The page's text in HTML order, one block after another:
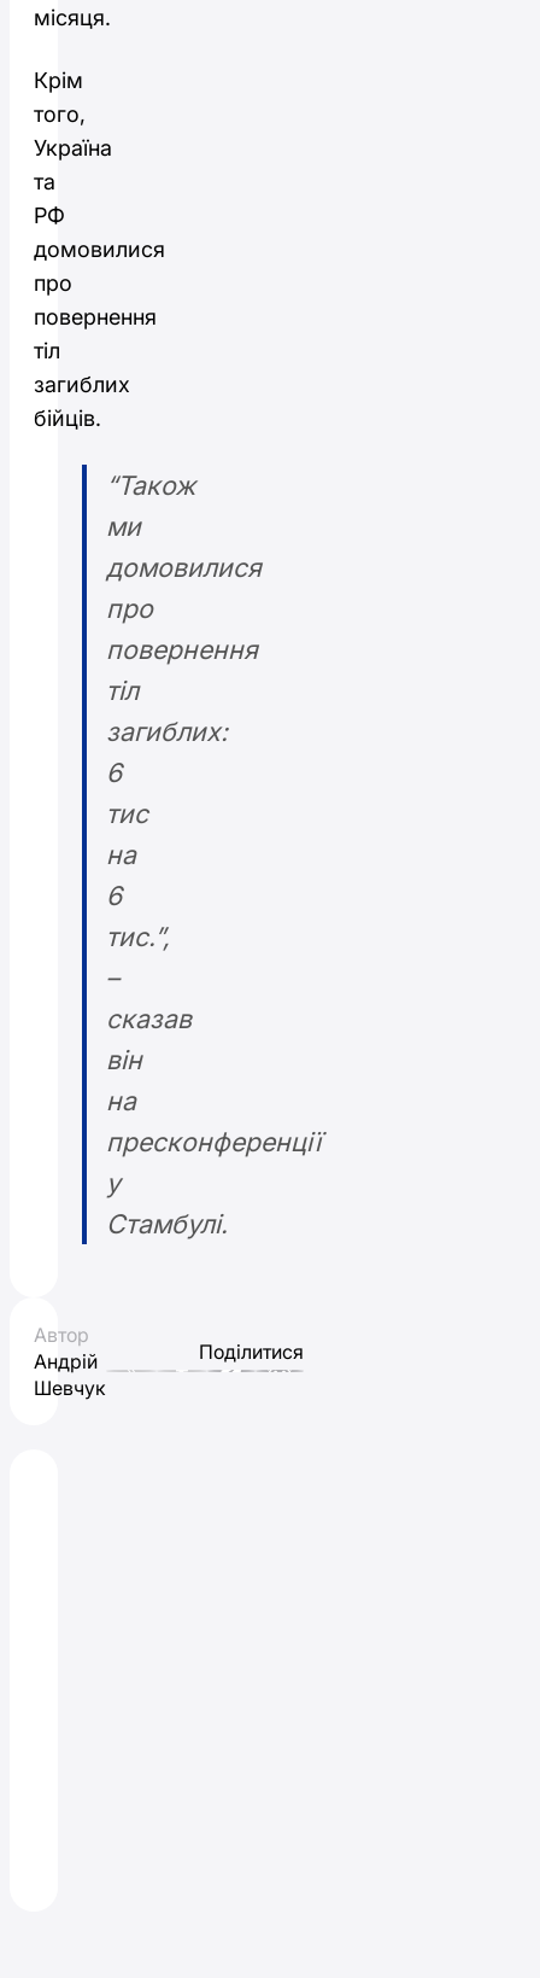
місяця.
Крім
того,
Україна
та
РФ
домовилися
про
повернення
тіл
загиблих
бійців.
“Також
ми
домовилися
про
повернення
тіл
загиблих:
6
тис
на
6
тис.”,
–
сказав
він
на
пресконференції
у
Стамбулі.
Автор
Андрій
Шевчук
Поділитися